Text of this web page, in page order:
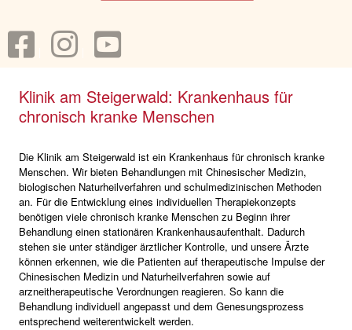
Klinik am Steigerwald: Krankenhaus für
chronisch kranke Menschen
Die Klinik am Steigerwald ist ein Krankenhaus für chronisch kranke
Menschen. Wir bieten Behandlungen mit Chinesischer Medizin,
biologischen Naturheilverfahren und schulmedizinischen Methoden
an. Für die Entwicklung eines individuellen Therapiekonzepts
benötigen viele chronisch kranke Menschen zu Beginn ihrer
Behandlung einen stationären Krankenhausaufenthalt. Dadurch
stehen sie unter ständiger ärztlicher Kontrolle, und unsere Ärzte
können erkennen, wie die Patienten auf therapeutische Impulse der
Chinesischen Medizin und Naturheilverfahren sowie auf
arzneitherapeutische Verordnungen reagieren. So kann die
Behandlung individuell angepasst und dem Genesungsprozess
entsprechend weiterentwickelt werden.